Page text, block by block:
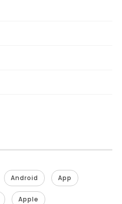
Android App
Apple